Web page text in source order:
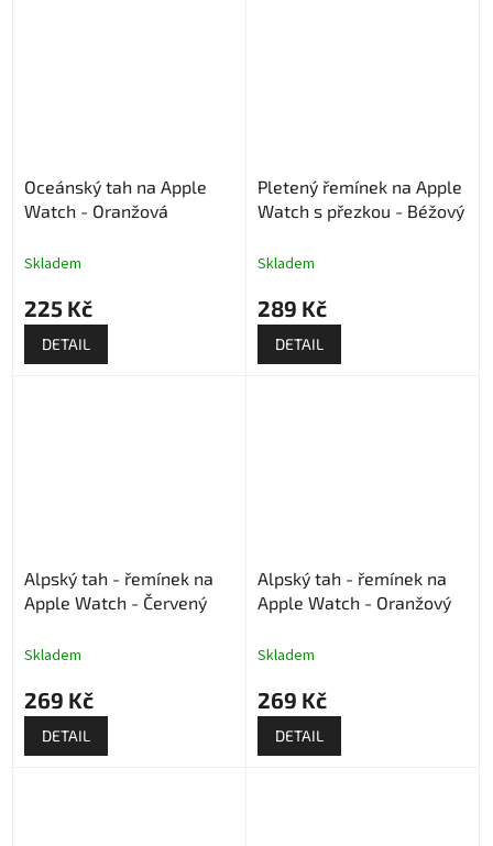
Oceánský tah na Apple
Watch - Oranžová
Skladem
225 Kč
DETAIL
Pletený řemínek na Apple
Watch s přezkou - Béžový
Skladem
289 Kč
DETAIL
Alpský tah - řemínek na
Apple Watch - Červený
Skladem
269 Kč
DETAIL
Alpský tah - řemínek na
Apple Watch - Oranžový
Skladem
269 Kč
DETAIL